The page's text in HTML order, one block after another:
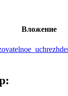
Вложение